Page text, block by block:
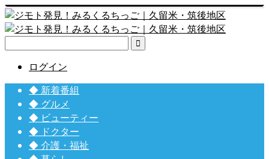

ログイン
◆ 新着番組
◆ グルメ
◆ ビューティー
◆ ドクター
◆ 介護・福祉